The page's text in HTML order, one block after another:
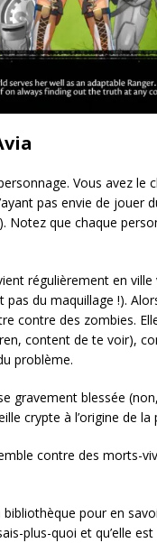
Vous avez le
pas envie de jouer
Notez que chaque
régulièrement en ville
du maquillage !).
contre des zombies.
content de te voir),
problème.
gravement blessée
crypte à l’origine de la
contre des morts-
pour en
plus-quoi et qu’elle